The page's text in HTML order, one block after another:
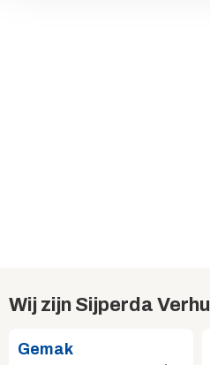
Wij zijn Sijperda
Gemak